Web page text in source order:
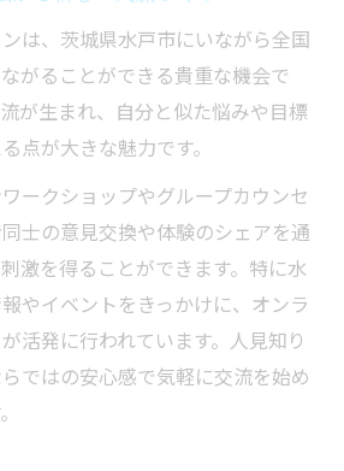
は、茨城県水戸市にいながら全国
がることができる貴重な機会で
が生まれ、自分と似た悩みや目標
点が大きな魅力です。
ークショップやグループカウンセ
士の意見交換や体験のシェアを通
激を得ることができます。特に水
やイベントをきっかけに、オンラ
活発に行われています。人見知り
ではの安心感で気軽に交流を始め